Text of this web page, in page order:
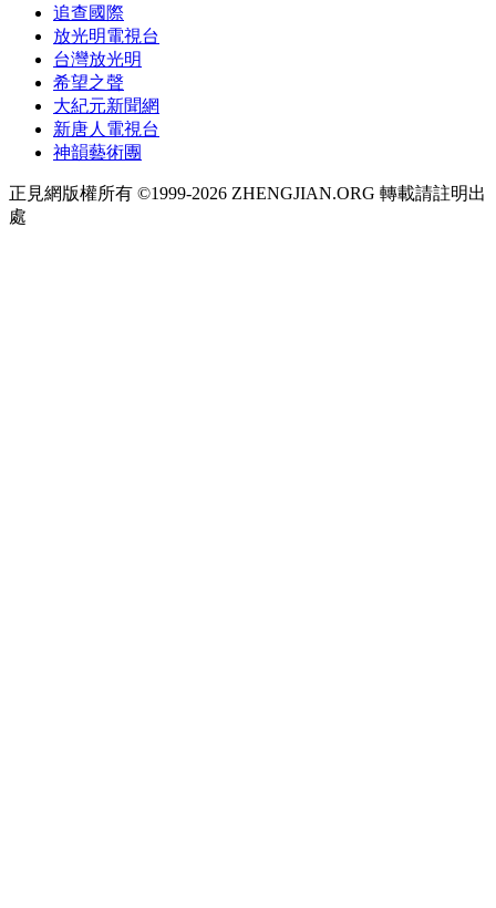
追查國際
放光明電視台
台灣放光明
希望之聲
大紀元新聞網
新唐人電視台
神韻藝術團
正見網版權所有 ©1999-2026 ZHENGJIAN.ORG 轉載請註明出
處